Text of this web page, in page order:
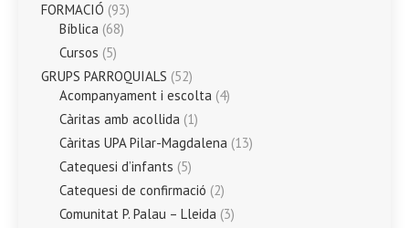
FORMACIÓ (93)
Bíblica (68)
Cursos (5)
GRUPS PARROQUIALS (52)
Acompanyament i escolta (4)
Càritas amb acollida (1)
Càritas UPA Pilar-Magdalena (13)
Catequesi d’infants (5)
Catequesi de confirmació (2)
Comunitat P. Palau – Lleida (3)